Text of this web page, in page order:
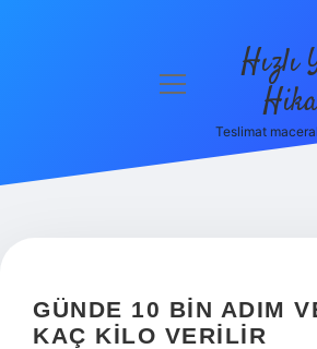
Hakkımızda
menüyü
Hızlı
Teslimat
GÜNDE 10 BIN ADIM
KAÇ KILO VERILIR